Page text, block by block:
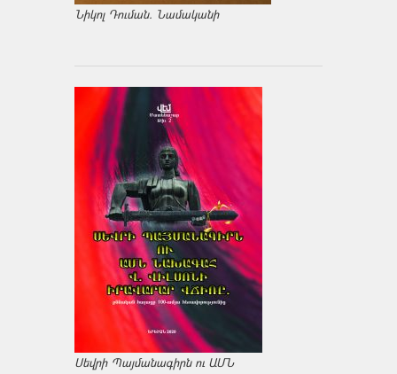
Նիկոլ Դուման. Նամականի
Սեվրի Պայմանագիրն ու ԱՄՆ